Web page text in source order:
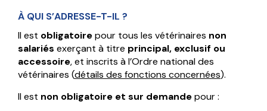
À QUI S’ADRESSE-T-IL ?
Il est obligatoirepour tous les vétérinaires non
salariés exerçant à titre principal, exclusif ou
accessoire, et inscrits à l’Ordre national des
vétérinaires (détails des fonctions concernées).
Il est non obligatoire et sur demandepour :